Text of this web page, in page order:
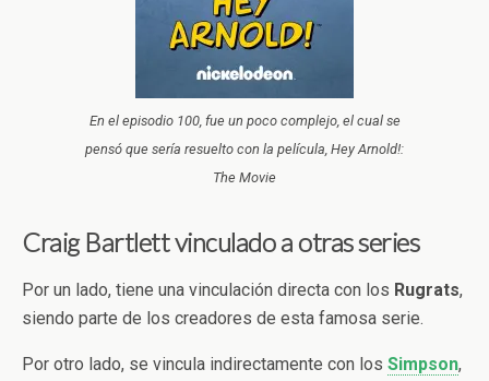
En el episodio 100, fue un poco complejo, el cual se
pensó que sería resuelto con la película, Hey Arnold!:
The Movie
Craig Bartlett vinculado a otras series
Por un lado, tiene una vinculación directa con los Rugrats,
siendo parte de los creadores de esta famosa serie.
Por otro lado, se vincula indirectamente con los Simpson,